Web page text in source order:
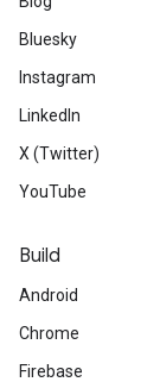
Bluesky
Instagram
LinkedIn
X (Twitter)
YouTube
Build
Android
Chrome
Firebase